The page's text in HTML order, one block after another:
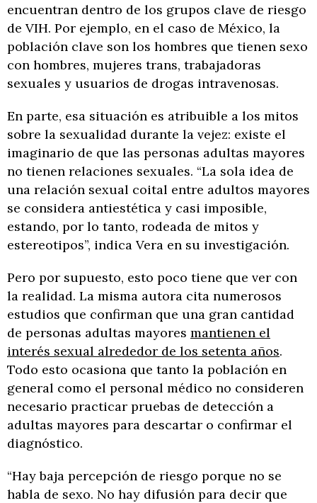
encuentran dentro de los grupos clave de riesgo
de VIH. Por ejemplo, en el caso de México, la
población clave son los hombres que tienen sexo
con hombres, mujeres trans, trabajadoras
sexuales y usuarios de drogas intravenosas.
En parte, esa situación es atribuible a los mitos
sobre la sexualidad durante la vejez: existe el
imaginario de que las personas adultas mayores
no tienen relaciones sexuales. “La sola idea de
una relación sexual coital entre adultos mayores
se considera antiestética y casi imposible,
estando, por lo tanto, rodeada de mitos y
estereotipos”, indica Vera en su investigación.
Pero por supuesto, esto poco tiene que ver con
la realidad. La misma autora cita numerosos
estudios que confirman que una gran cantidad
de personas adultas mayores mantienen el
interés sexual alrededor de los setenta años.
Todo esto ocasiona que tanto la población en
general como el personal médico no consideren
necesario practicar pruebas de detección a
adultas mayores para descartar o confirmar el
diagnóstico.
“Hay baja percepción de riesgo porque no se
habla de sexo. No hay difusión para decir que